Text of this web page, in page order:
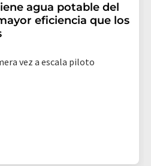
agua potable del
eficiencia que los
vez a escala piloto